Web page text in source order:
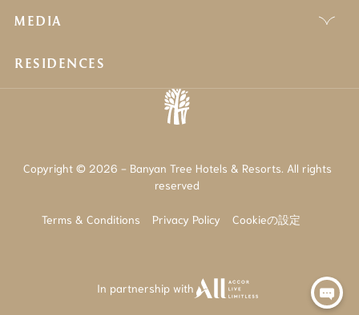
MEDIA
RESIDENCES
Copyright © 2026 - Banyan Tree Hotels & Resorts. All rights
reserved
Terms & Conditions Privacy Policy Cookieの設定
In partnership with